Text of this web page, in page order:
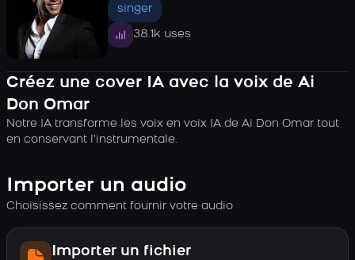
singer
38.1k uses
Créez une cover IA avec la voix de Ai
Don Omar
Notre IA transforme les voix en voix IA de Ai Don Omar tout
en conservant l’instrumentale.
Importer un audio
Choisissez comment fournir votre audio
Importer un fichier